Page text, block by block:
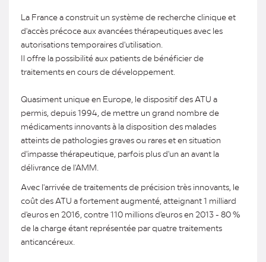
La France a construit un système de recherche clinique et
d'accès précoce aux avancées thérapeutiques avec les
autorisations temporaires d'utilisation.
Il offre la possibilité aux patients de bénéficier de
traitements en cours de développement.
Quasiment unique en Europe, le dispositif des ATU a
permis, depuis 1994, de mettre un grand nombre de
médicaments innovants à la disposition des malades
atteints de pathologies graves ou rares et en situation
d'impasse thérapeutique, parfois plus d'un an avant la
délivrance de l'AMM.
Avec l'arrivée de traitements de précision très innovants, le
coût des ATU a fortement augmenté, atteignant 1 milliard
d'euros en 2016, contre 110 millions d'euros en 2013 - 80 %
de la charge étant représentée par quatre traitements
anticancéreux.